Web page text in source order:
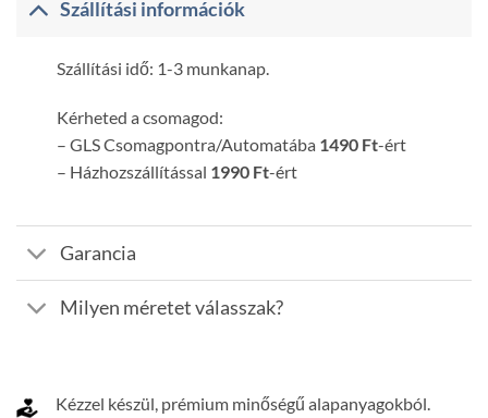
Szállítási információk
Szállítási idő: 1-3 munkanap.
Kérheted a csomagod:
– GLS Csomagpontra/Automatába 1490 Ft-ért
– Házhozszállítással 1990 Ft-ért
Garancia
Milyen méretet válasszak?
Kézzel készül, prémium minőségű alapanyagokból.